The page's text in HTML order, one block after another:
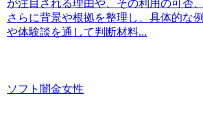
が注目される理由や、その利用の可否、
さらに背景や根拠を整理し、具体的な例
や体験談を通して判断材料...
ソフト闇金女性